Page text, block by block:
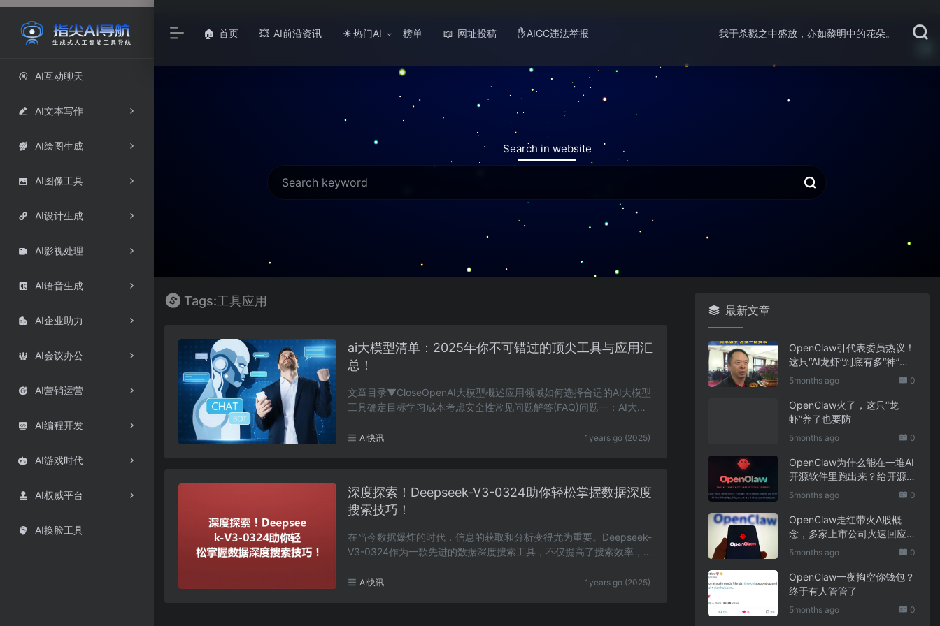
 AI互动聊天
 AI文本写作
 AI绘图生成
 AI图像工具
 AI设计生成
 AI影视处理
 AI语音生成
 AI企业助力
 AI会议办公
 AI营销运营
 AI编程开发
 AI游戏时代
 AI权威平台
 AI换脸工具
🏠 首页 💥 AI前沿资讯 ☀ 热门AI 榜单 📖 网址投稿 ✋ AIGC违法举报 我于杀戮之中盛放，亦如黎明中的花朵。
Search in website
Tags:工具应用
ai大模型清单：2025年你不可错过的顶尖工具与应用汇
总！
文章目录▼CloseOpenAI大模型概述应用领域如何选择合适的AI大模型
工具确定目标学习成本考虑安全性常见问题解答(FAQ)问题一：AI大模
AI快讯 1years go (2025)
深度探索！Deepseek-V3-0324助你轻松掌握数据深度
搜索技巧！
在当今数据爆炸的时代，信息的获取和分析变得尤为重要。Deepseek-
V3-0324作为一款先进的数据深度搜索工具，不仅提高了搜索效率，
AI快讯 1years go (2025)
最新文章
OpenClaw引代表委员热议！
这只“AI龙虾”到底有多“神”？
｜科技观察
5months ago 0
OpenClaw火了，这只“龙
虾”养了也要防
5months ago 0
OpenClaw为什么能在一堆AI
开源软件里跑出来？给开源
项目的三点启示
5months ago 0
OpenClaw走红带火A股概
念，多家上市公司火速回应
业务布局
5months ago 0
OpenClaw一夜掏空你钱包？
终于有人管管了
5months ago 0